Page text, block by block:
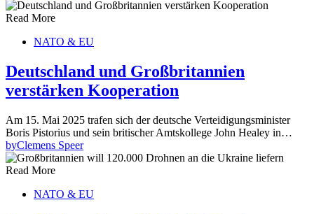
Read More
NATO & EU
Deutschland und Großbritannien
verstärken Kooperation
Am 15. Mai 2025 trafen sich der deutsche Verteidigungsminister
Boris Pistorius und sein britischer Amtskollege John Healey in…
byClemens Speer
Read More
NATO & EU